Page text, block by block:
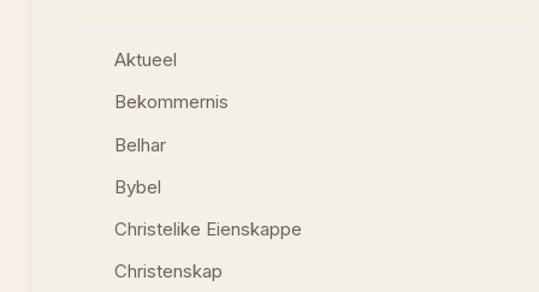
Aktueel
Bekommernis
Belhar
Bybel
Christelike Eienskappe
Christenskap